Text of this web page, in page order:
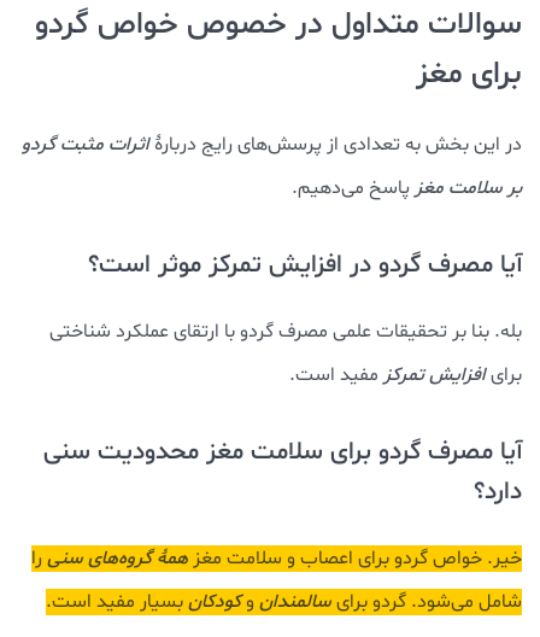
سوالات متداول در خصوص خواص گردو
برای مغز
در این بخش به تعدادی از پرسش‌های رایج دربارۀاثرات مثبت گردو
بر سلامت مغز پاسخ می‌دهیم.
آیا مصرف گردو در افزایش تمرکز موثر است؟
بله. بنا بر تحقیقات علمی مصرف گردو با ارتقای عملکرد شناختی
برایافزایش تمرکز مفید است.
آیا مصرف گردو برای سلامت مغز محدودیت سنی
دارد؟
خیر. خواص گردو برای اعصاب و سلامت مغز همۀ گروه‌های سنی را
شامل می‌شود. گردو برایسالمندان وکودکانبسیار مفید است.